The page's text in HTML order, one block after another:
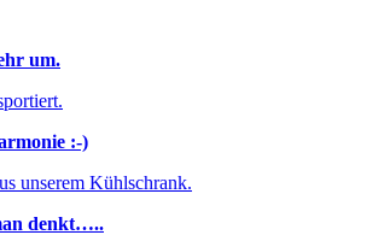
um.
:-)
unserem Kühlschrank.
denkt…..